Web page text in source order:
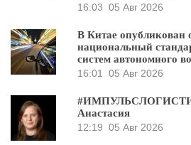
16:03 05 Авг 2026
В Китае опубликован
национальный
систем автономного
16:01
05 Авг 2026
Анастасия
12:19 05 Авг 2026